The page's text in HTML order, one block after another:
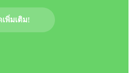
เพิ่มเติม!